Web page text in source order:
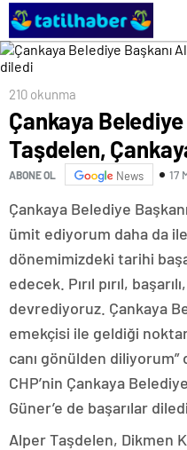
210 okunma
Çankaya
Taşdelen,
ABONE OL News 17
Çankaya Belediye
ümit ediyorum daha da
dönemimizdeki tarihi
edecek. Pırıl pırıl,
devrediyoruz. Çankaya
emekçisi ile geldiği
canı gönülden
CHP’nin Çankaya
Güner’e de başarılar diledi.
Alper Taşdelen, Dikmen